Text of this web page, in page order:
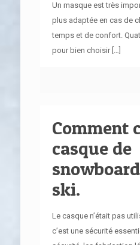
Un masque est très
plus adaptée en cas de
temps et de confort.
pour bien choisir[…]
Comment
casque de
ski.
Le casque n’était pas
c’est une sécurité